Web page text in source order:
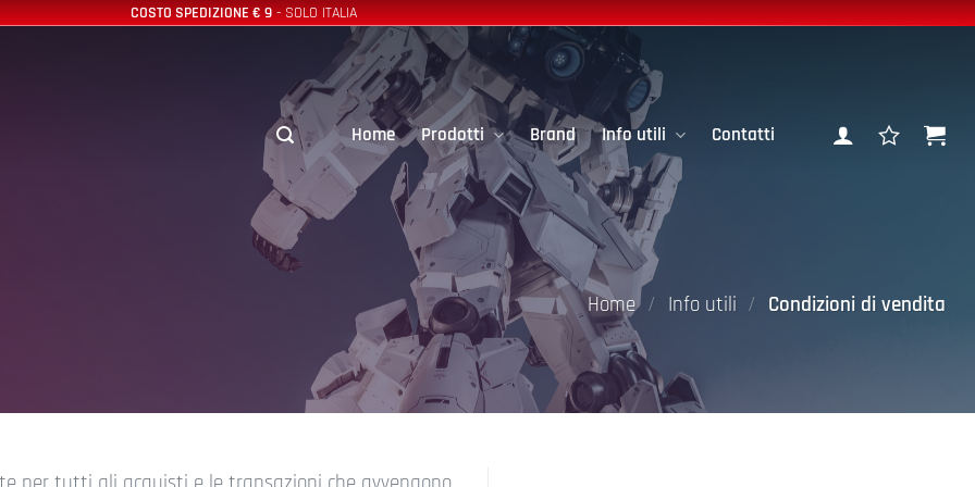
COSTO SPEDIZIONE € 9- SOLO ITALIA
Home Prodotti Brand Info utili Contatti
Home / Info utili / Condizioni di vendita